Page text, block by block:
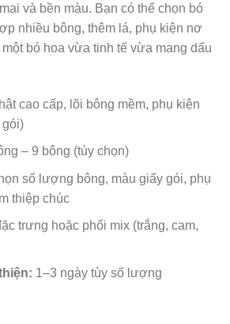
và bền màu. Bạn có thể chọn bó
nhiều bông, thêm lá, phụ kiện nơ
bó hoa vừa tinh tế vừa mang dấu
cao cấp, lõi bông mềm, phụ kiện
gói)
– 9 bông (tùy chọn)
số lượng bông, màu giấy gói, phụ
thiệp chúc
trưng hoặc phối mix (trắng, cam,
1–3 ngày tùy số lượng